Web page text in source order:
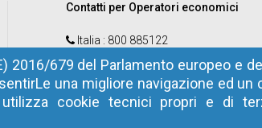
Contatti per Operatori economici
Italia : 800 885122
Estero : +39 0472 973830
email :help@sinfotel.bz.it
2016/679 del Parlamento europeo e
una migliore navigazione ed
cookie tecnici propri e di